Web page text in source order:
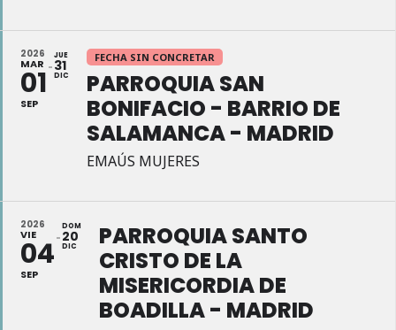
2026
MAR
01
SEP
JUE
31
DIC
FECHA SIN CONCRETAR
PARROQUIA SAN
BONIFACIO - BARRIO DE
SALAMANCA - MADRID
EMAÚS MUJERES
2026
VIE
04
SEP
DOM
20
DIC
PARROQUIA SANTO
CRISTO DE LA
MISERICORDIA DE
BOADILLA - MADRID